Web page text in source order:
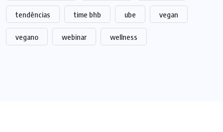
tendências time bhb ube vegan
vegano webinar wellness